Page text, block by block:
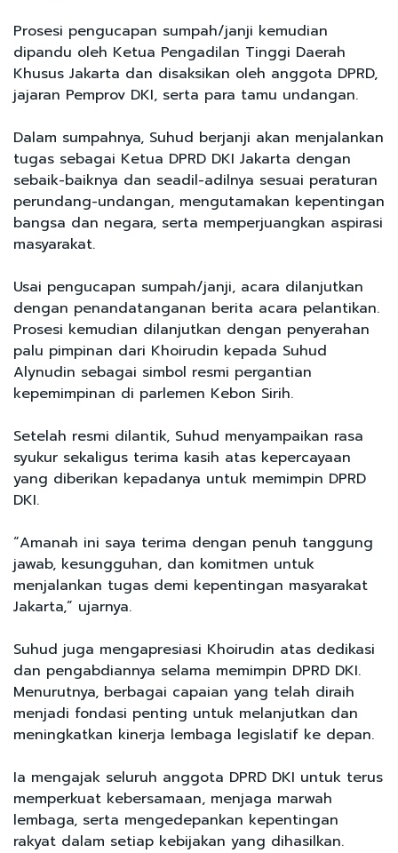
Prosesi pengucapan sumpah/janji kemudian
dipandu oleh Ketua Pengadilan Tinggi Daerah
Khusus Jakarta dan disaksikan oleh anggota DPRD,
jajaran Pemprov DKI, serta para tamu undangan.
Dalam sumpahnya, Suhud berjanji akan menjalankan
tugas sebagai Ketua DPRD DKI Jakarta dengan
sebaik-baiknya dan seadil-adilnya sesuai peraturan
perundang-undangan, mengutamakan kepentingan
bangsa dan negara, serta memperjuangkan aspirasi
masyarakat.
Usai pengucapan sumpah/janji, acara dilanjutkan
dengan penandatanganan berita acara pelantikan.
Prosesi kemudian dilanjutkan dengan penyerahan
palu pimpinan dari Khoirudin kepada Suhud
Alynudin sebagai simbol resmi pergantian
kepemimpinan di parlemen Kebon Sirih.
Setelah resmi dilantik, Suhud menyampaikan rasa
syukur sekaligus terima kasih atas kepercayaan
yang diberikan kepadanya untuk memimpin DPRD
DKI.
“Amanah ini saya terima dengan penuh tanggung
jawab, kesungguhan, dan komitmen untuk
menjalankan tugas demi kepentingan masyarakat
Jakarta,” ujarnya.
Suhud juga mengapresiasi Khoirudin atas dedikasi
dan pengabdiannya selama memimpin DPRD DKI.
Menurutnya, berbagai capaian yang telah diraih
menjadi fondasi penting untuk melanjutkan dan
meningkatkan kinerja lembaga legislatif ke depan.
Ia mengajak seluruh anggota DPRD DKI untuk terus
memperkuat kebersamaan, menjaga marwah
lembaga, serta mengedepankan kepentingan
rakyat dalam setiap kebijakan yang dihasilkan.